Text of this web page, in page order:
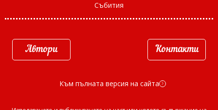
Събития
Автори Контакти
Към пълната версия на сайта d